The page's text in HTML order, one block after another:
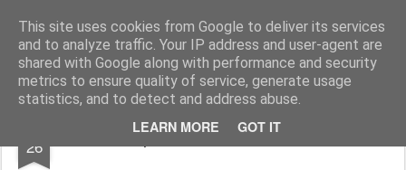
This site uses cookies from Google to deliver its services
and to analyze traffic. Your IP address and user-agent are
shared with Google along with performance and security
metrics to ensure quality of service, generate usage
statistics, and to detect and address abuse.
LEARN MORE GOT IT
BTB concept Media GmbH Presseberichte zu Bundespolitik, Diplomatie, Sicherheitspolitik, Wirtschaft, Fahrzeugtechnik und IT - Pressedienst, Fachartikel, Bildredaktion, O-Ton-Videos
26 BTB concept in den aktuellen BCCG News